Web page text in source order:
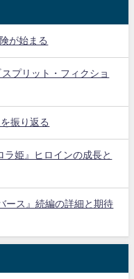
が始まる
プリット・フィクショ
振り返る
姫』ヒロインの成長と
ース』続編の詳細と期待